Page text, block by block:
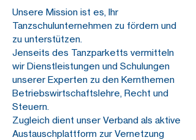
​Unsere Mission ist es, Ihr
Tanzschulunternehmen zu fördern und
zu unterstützen.
Jenseits des Tanzparketts vermitteln
wir Dienstleistungen und Schulungen
unserer Experten zu den Kernthemen
Betriebswirtschaftslehre, Recht und
Steuern.
Zugleich dient unser Verband als aktive
Austauschplattform zur Vernetzung